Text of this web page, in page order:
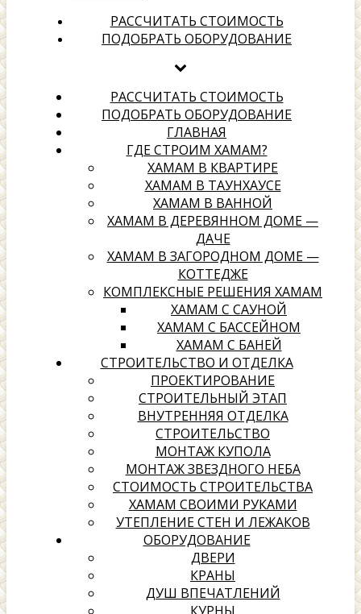
хамамах
Выбери надежного подрядчика для создания своей
РАССЧИТАТЬ СТОИМОСТЬ
ПОДОБРАТЬ ОБОРУДОВАНИЕ
РАССЧИТАТЬ СТОИМОСТЬ
ПОДОБРАТЬ ОБОРУДОВАНИЕ
ГЛАВНАЯ
ГДЕ СТРОИМ ХАМАМ?
ХАМАМ В КВАРТИРЕ
ХАМАМ В ТАУНХАУСЕ
ХАМАМ В ВАННОЙ
ХАМАМ В ДЕРЕВЯННОМ ДОМЕ —
ДАЧЕ
ХАМАМ В ЗАГОРОДНОМ ДОМЕ —
КОТТЕДЖЕ
КОМПЛЕКСНЫЕ РЕШЕНИЯ ХАМАМ
ХАМАМ С САУНОЙ
ХАМАМ С БАССЕЙНОМ
ХАМАМ С БАНЕЙ
СТРОИТЕЛЬСТВО И ОТДЕЛКА
ПРОЕКТИРОВАНИЕ
СТРОИТЕЛЬНЫЙ ЭТАП
ВНУТРЕННЯЯ ОТДЕЛКА
СТРОИТЕЛЬСТВО
МОНТАЖ КУПОЛА
МОНТАЖ ЗВЕЗДНОГО НЕБА
СТОИМОСТЬ СТРОИТЕЛЬСТВА
ХАМАМ СВОИМИ РУКАМИ
УТЕПЛЕНИЕ СТЕН И ЛЕЖАКОВ
ОБОРУДОВАНИЕ
ДВЕРИ
КРАНЫ
ДУШ ВПЕЧАТЛЕНИЙ